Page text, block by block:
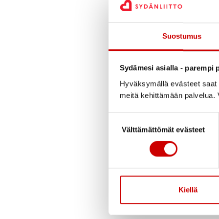
Suostumus
Sydämesi asialla - parempi
Hyväksymällä evästeet
meitä kehittämään
Välttämättömät evästeet
Kiellä
yhteen (=
verisuonet ovat
tarkoittaa, että
(conduitin) tai
suljetaan. Jos
sunttileikkauksia.
sydänseurantaa